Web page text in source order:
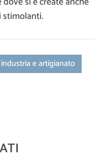
stimolanti.
industria e artigianato